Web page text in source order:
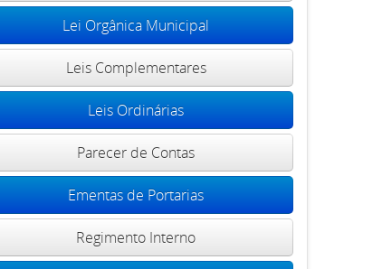
Lei Orgânica Municipal
Leis Complementares
Leis Ordinárias
Parecer de Contas
Ementas de Portarias
Regimento Interno